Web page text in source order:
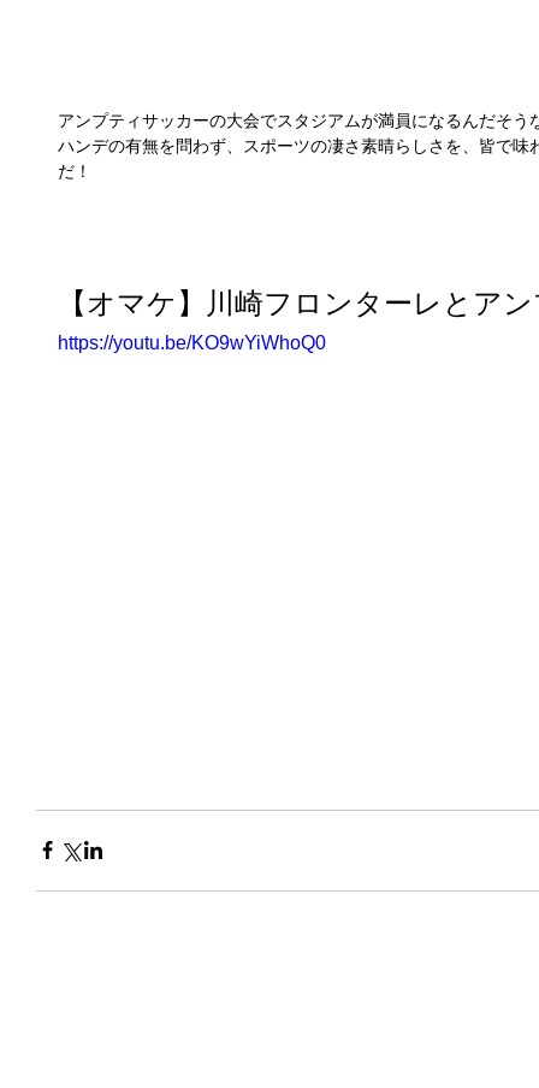
アンプティサッカーの大会でスタジアムが満員になるんだそう
ハンデの有無を問わず、スポーツの凄さ素晴らしさを、皆で味
だ！
【オマケ】川崎フロンターレとア
https://youtu.be/KO9wYiWhoQ0